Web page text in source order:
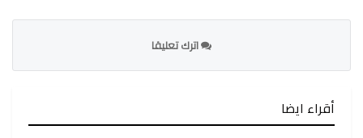
اترك تعليقا
أقراء ايضا